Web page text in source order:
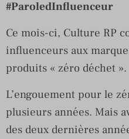
#ParoledInfluenceur
Ce mois-ci, Culture RP
influenceurs aux
produits « zéro déchet ».
L’engouement pour le
plusieurs années. Mais
des deux dernières